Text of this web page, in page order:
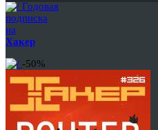
Годовая
подписка
на
Хакер
-50%